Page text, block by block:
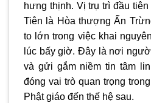
hưng thịnh. Vị trụ trì đầu
Tiên là Hòa thượng Ấn
to lớn trong việc khai
lúc bấy giờ. Đây là nơi
và gửi gắm niềm tin tâm
đóng vai trò quan trọng
Phật giáo đến thế hệ sau.